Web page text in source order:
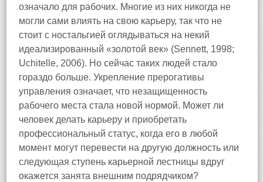
означало для рабочих. Многие из них никогда не
могли сами влиять на свою карьеру, так что не
стоит с ностальгией оглядываться на некий
идеализированный «золотой век» (Sennett, 1998;
Uchitelle, 2006). Но сейчас таких людей стало
гораздо больше. Укрепление прерогативы
управления означает, что незащищенность
рабочего места стала новой нормой. Может ли
человек делать карьеру и приобретать
профессиональный статус, когда его в любой
момент могут перевести на другую должность или
следующая ступень карьерной лестницы вдруг
окажется занята внешним подрядчиком?